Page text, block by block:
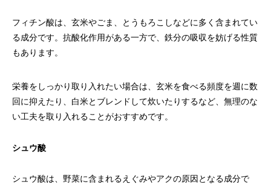
フィチン酸は、玄米やごま、とうもろこしなどに多く含まれてい
る成分です。抗酸化作用がある一方で、鉄分の吸収を妨げる性質
もあります。
栄養をしっかり取り入れたい場合は、玄米を食べる頻度を週に数
回に抑えたり、白米とブレンドして炊いたりするなど、無理のな
い工夫を取り入れることがおすすめです。
シュウ酸
シュウ酸は、野菜に含まれるえぐみやアクの原因となる成分で